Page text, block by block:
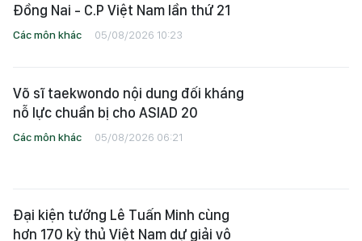
Đồng Nai - C.P Việt Nam lần thứ 21
Các môn khác 05/08/2026 10:23
Võ sĩ taekwondo nội dung đối kháng
nỗ lực chuẩn bị cho ASIAD 20
Các môn khác 05/08/2026 06:21
Đại kiện tướng Lê Tuấn Minh cùng
hơn 170 kỳ thủ Việt Nam dự giải vô